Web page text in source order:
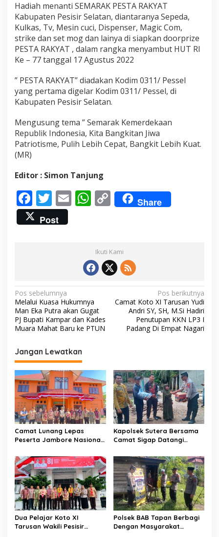
n
,
B
a
n
y
a
D
o
o
r
r
i
z
e
Hadiah menanti SEMARAK PESTA RAKYAT
Kabupaten Pesisir Selatan, diantaranya Sepeda,
Kulkas, Tv, Mesin cuci, Dispenser, Magic Com,
strike dan set mog dan lainya di siapkan doorprize
PESTA RAKYAT , dalam rangka menyambut HUT RI
Ke – 77 tanggal 17 Agustus 2022
” PESTA RAKYAT” diadakan Kodim 0311/ Pessel
yang pertama digelar Kodim 0311/ Pessel, di
Kabupaten Pesisir Selatan.
Mengusung tema ” Semarak Kemerdekaan
Republik Indonesia, Kita Bangkitan Jiwa
Patriotisme, Pulih Lebih Cepat, Bangkit Lebih Kuat.
(MR)
Editor : Simon Tanjung
F
ac
e
k
T
w
itt
E W
s
A
p
p
C
o
y
Li
n
k
Share
Post
Ikuti Kami
N
a
v
i
g
a
s
i
p
o
s
Pos sebelumnya
Melalui Kuasa Hukumnya
Man Eka Putra akan Gugat
PJ Bupati Kampar dan Kades
Muara Mahat Baru ke PTUN
Pos berikutnya
Camat Koto XI Tarusan Yudi
Andri SY, SH, M.Si Hadiri
Penutupan KKN LP3 I
Padang Di Empat Nagari
Jangan Lewatkan
Camat Lunang Lepas
Peserta Jambore Nasional
Kapolsek Sutera Bersama
Camat Sigap Datangi
Terkena Angin Puting
Beliung
Dua Pelajar Koto XI
Tarusan Wakili Pesisir
Polsek BAB Tapan Berbagi
Dengan Masyarakat